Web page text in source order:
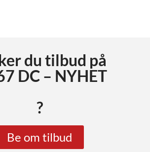
du tilbud på
DC – NYHET
?
Be om tilbud